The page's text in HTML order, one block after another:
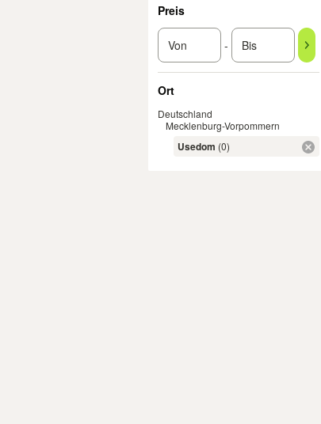
Preis
-
Ort
Deutschland
Mecklenburg-Vorpommern
Usedom (0)